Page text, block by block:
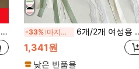
-33% 마지막 3일 6개/2개 여성용 블랙, 그린, 베이지, 핑크 30cm/11.8인치 슈퍼 롱 레이스 리본 보우 헤어 클립, 우아하고 귀여운 미니멀리스트 패션 스트리트 스타일, 고품질 새틴 레이스 넷 보우 빈티지 궁전 스타일, 여성의 일상 장식, 헤어스타일링, 메이크업, 출퇴근, 휴가, 학교, 파티, 휴일, 선물, 클로 클립, 헤어 슬라이드, 헤어 바레트, 헤드 액세서리, 발렌타인 액세서리, 여성용 헤어 액세서리, 헤어핀
1,341원
낮은 반품율